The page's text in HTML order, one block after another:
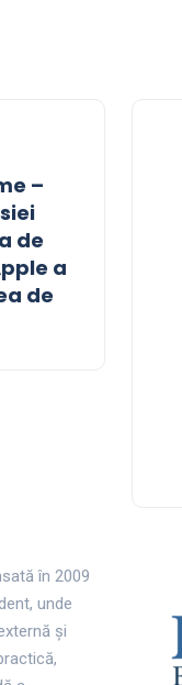
–
de
a
de
în 2009
unde
și